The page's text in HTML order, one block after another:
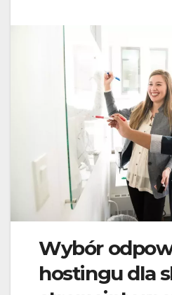
Wybór
hostingu dla